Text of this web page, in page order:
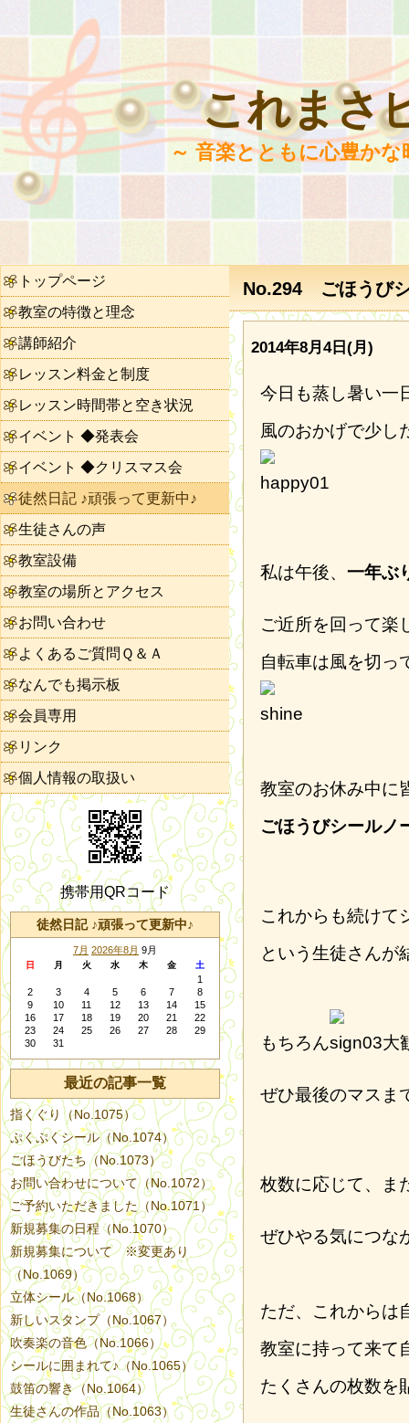
これまさ
～ 音楽とともに心豊か
No.294 ごほうび
2014年8月4日(月)
今日も蒸し暑い一
風のおかげで少し
私は午後、 一年ぶ
ご近所を回って楽
自転車は風を切っ
教室のお休み中に
ごほうびシールノ
これからも続けて
という生徒さんが
もちろん 大
ぜひ最後のマスま
枚数に応じて、ま
ぜひやる気につな
ただ、これからは
教室に持って来て
たくさんの枚数を
トップページ
教室の特徴と理念
講師紹介
レッスン料金と制度
レッスン時間帯と空き状況
イベント ◆発表会
イベント ◆クリスマス会
徒然日記 ♪頑張って更新中♪
生徒さんの声
教室設備
教室の場所とアクセス
お問い合わせ
よくあるご質問Ｑ＆Ａ
なんでも掲示板
会員専用
リンク
個人情報の取扱い
携帯用QRコード
徒然日記 ♪頑張って更新中♪
7月 2026年8月 9月
日 月 火 水 木 金 土
1
2
3 4 5 6 7
8
9
10 11 12 13 14
15
16
17 18 19 20 21
22
23
24 25 26 27 28
29
30
31
最近の記事一覧
指くぐり（No.1075）
ぷくぷくシール（No.1074）
ごほうびたち（No.1073）
お問い合わせについて（No.1072）
ご予約いただきました（No.1071）
新規募集の日程（No.1070）
新規募集について ※変更あり
（No.1069）
立体シール（No.1068）
新しいスタンプ（No.1067）
吹奏楽の音色（No.1066）
シールに囲まれて♪（No.1065）
鼓笛の響き（No.1064）
生徒さんの作品（No.1063）